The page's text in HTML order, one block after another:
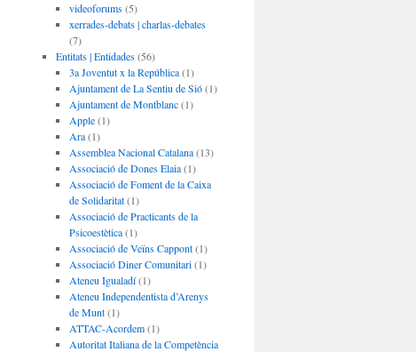
videoforums(5)
xerrades-debats | charlas-debates
(7)
Entitats | Entidades(56)
3a Joventut x la República(1)
Ajuntament de La Sentiu de Sió(1)
Ajuntament de Montblanc(1)
Apple(1)
Ara(1)
Assemblea Nacional Catalana(13)
Associació de Dones Elaia(1)
Associació de Foment de la Caixa
de Solidaritat(1)
Associació de Practicants de la
Psicoestètica(1)
Associació de Veïns Cappont(1)
Associació Diner Comunitari(1)
Ateneu Igualadí(1)
Ateneu Independentista d’Arenys
de Munt(1)
ATTAC-Acordem(1)
Autoritat Italiana de la Competència